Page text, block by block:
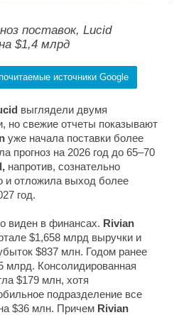
поставок, Lucid
$1,4 млрд
источники Google
выглядели двумя
но свежие отчеты показывают
уже начала поставки более
прогноз на 2026 год до 65–70
напротив, сознательно
и отложила выход более
год.
виден в финансах. Rivian
$1,658 млрд выручки и
$837 млн. Годом ранее
млрд. Консолидированная
$179 млн, хотя
подразделение все
$36 млн. Причем Rivian